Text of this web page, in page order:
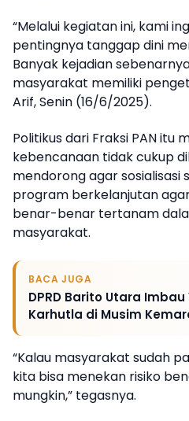
“Melalui kegiatan ini, kami
pentingnya tanggap dini
Banyak kejadian
masyarakat memiliki
Arif, Senin (16/6/2025).
Politikus dari Fraksi PAN itu
kebencanaan tidak cukup
mendorong agar sosialisasi
program berkelanjutan
benar-benar tertanam
masyarakat.
BACA JUGA
DPRD Barito Utara
Karhutla di Musim
“Kalau masyarakat sudah
kita bisa menekan risiko
mungkin,” tegasnya.